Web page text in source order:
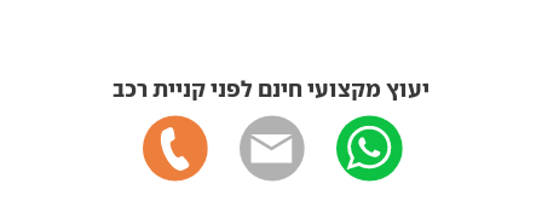
יעוץ מקצועי חינם לפני קניית רכב